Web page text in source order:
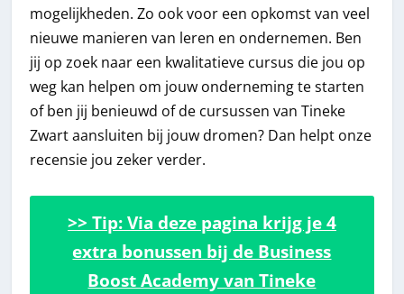
mogelijkheden. Zo ook voor een opkomst van veel
nieuwe manieren van leren en ondernemen. Ben
jij op zoek naar een kwalitatieve cursus die jou op
weg kan helpen om jouw onderneming te starten
of ben jij benieuwd of de cursussen van Tineke
Zwart aansluiten bij jouw dromen? Dan helpt onze
recensie jou zeker verder.
>> Tip: Via deze pagina krijg je 4
extra bonussen bij de Business
Boost Academy van Tineke